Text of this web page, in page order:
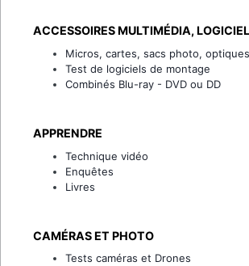
ACCESSOIRES MULTIMÉDIA,
Micros, cartes, sacs photo, optiques
Test de logiciels de montage
Combinés Blu-ray - DVD ou DD
APPRENDRE
Technique vidéo
Enquêtes
Livres
CAMÉRAS ET PHOTO
Tests caméras et Drones